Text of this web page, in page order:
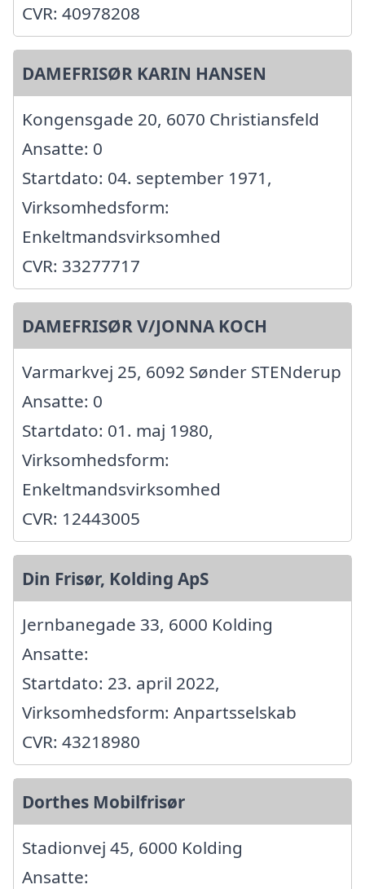
CVR: 40978208
DAMEFRISØR KARIN HANSEN
Kongensgade 20, 6070 Christiansfeld
Ansatte: 0
Startdato: 04. september 1971,
Virksomhedsform:
Enkeltmandsvirksomhed
CVR: 33277717
DAMEFRISØR V/JONNA KOCH
Varmarkvej 25, 6092 Sønder STENderup
Ansatte: 0
Startdato: 01. maj 1980,
Virksomhedsform:
Enkeltmandsvirksomhed
CVR: 12443005
Din Frisør, Kolding ApS
Jernbanegade 33, 6000 Kolding
Ansatte:
Startdato: 23. april 2022,
Virksomhedsform: Anpartsselskab
CVR: 43218980
Dorthes Mobilfrisør
Stadionvej 45, 6000 Kolding
Ansatte: